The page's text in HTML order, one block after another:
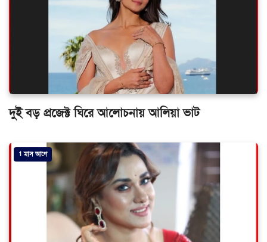
দুই বড় প্রজেক্ট ঘিরে আলোচনায় আলিয়া ভাট
1 মাস আগে